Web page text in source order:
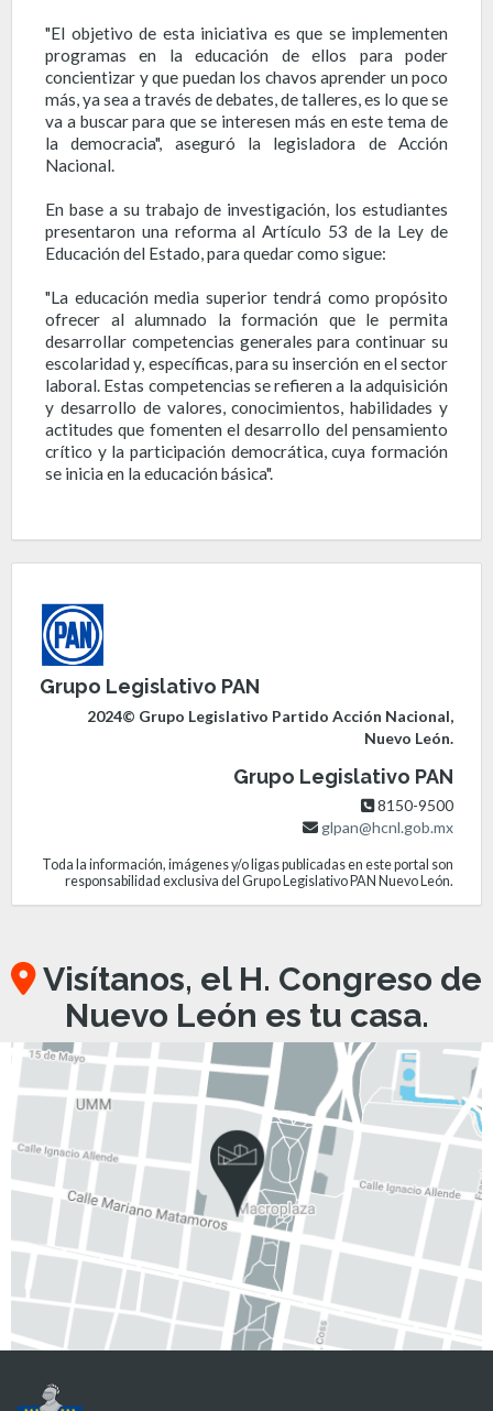
"El objetivo de esta iniciativa es que se implementen
programas en la educación de ellos para poder
concientizar y que puedan los chavos aprender un poco
más, ya sea a través de debates, de talleres, es lo que se
va a buscar para que se interesen más en este tema de
la democracia", aseguró la legisladora de Acción
Nacional.
En base a su trabajo de investigación, los estudiantes
presentaron una reforma al Artículo 53 de la Ley de
Educación del Estado, para quedar como sigue:
"La educación media superior tendrá como propósito
ofrecer al alumnado la formación que le permita
desarrollar competencias generales para continuar su
escolaridad y, específicas, para su inserción en el sector
laboral. Estas competencias se refieren a la adquisición
y desarrollo de valores, conocimientos, habilidades y
actitudes que fomenten el desarrollo del pensamiento
crítico y la participación democrática, cuya formación
se inicia en la educación básica".
Grupo Legislativo PAN
2024© Grupo Legislativo Partido Acción Nacional,
Nuevo León.
Grupo Legislativo PAN
8150-9500
glpan@hcnl.gob.mx
Toda la información, imágenes y/o ligas publicadas en este portal son
responsabilidad exclusiva del Grupo Legislativo PAN Nuevo León.
Visítanos, el H. Congreso de
Nuevo León es tu casa.